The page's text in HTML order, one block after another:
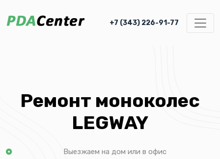
+7 (343) 226-91-77
Ремонт моноколес
LEGWAY
Выезжаем на дом или в офис